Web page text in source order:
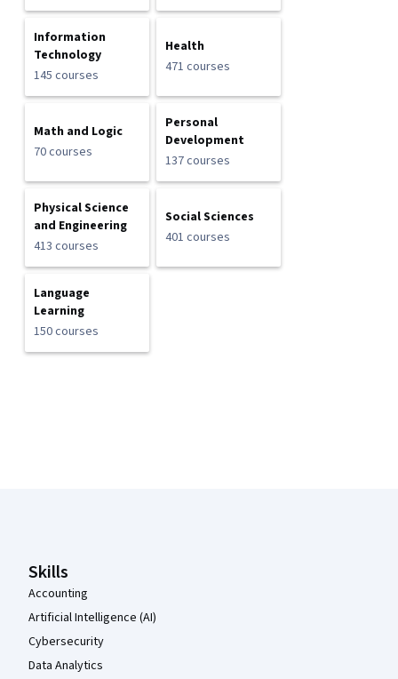
Information
Technology
145 courses
Health
471 courses
Math and Logic
70 courses
Personal
Development
137 courses
Physical Science
and Engineering
413 courses
Social Sciences
401 courses
Language
Learning
150 courses
Skills
Accounting
Artificial Intelligence (AI)
Cybersecurity
Data Analytics